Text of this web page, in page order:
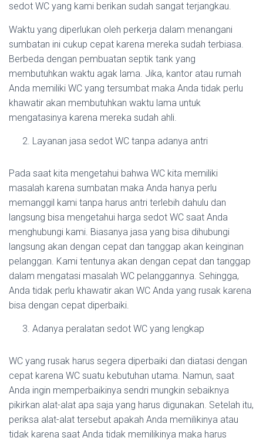
sedot WC yang kami berikan sudah sangat terjangkau.
Waktu yang diperlukan oleh perkerja dalam menangani
sumbatan ini cukup cepat karena mereka sudah terbiasa.
Berbeda dengan pembuatan septik tank yang
membutuhkan waktu agak lama. Jika, kantor atau rumah
Anda memiliki WC yang tersumbat maka Anda tidak perlu
khawatir akan membutuhkan waktu lama untuk
mengatasinya karena mereka sudah ahli.
Layanan jasa sedot WC tanpa adanya antri
Pada saat kita mengetahui bahwa WC kita memiliki
masalah karena sumbatan maka Anda hanya perlu
memanggil kami tanpa harus antri terlebih dahulu dan
langsung bisa mengetahui harga sedot WC saat Anda
menghubungi kami. Biasanya jasa yang bisa dihubungi
langsung akan dengan cepat dan tanggap akan keinginan
pelanggan. Kami tentunya akan dengan cepat dan tanggap
dalam mengatasi masalah WC pelanggannya. Sehingga,
Anda tidak perlu khawatir akan WC Anda yang rusak karena
bisa dengan cepat diperbaiki.
Adanya peralatan sedot WC yang lengkap
WC yang rusak harus segera diperbaiki dan diatasi dengan
cepat karena WC suatu kebutuhan utama. Namun, saat
Anda ingin memperbaikinya sendri mungkin sebaiknya
pikirkan alat-alat apa saja yang harus digunakan. Setelah itu,
periksa alat-alat tersebut apakah Anda memilikinya atau
tidak karena saat Anda tidak memilikinya maka harus